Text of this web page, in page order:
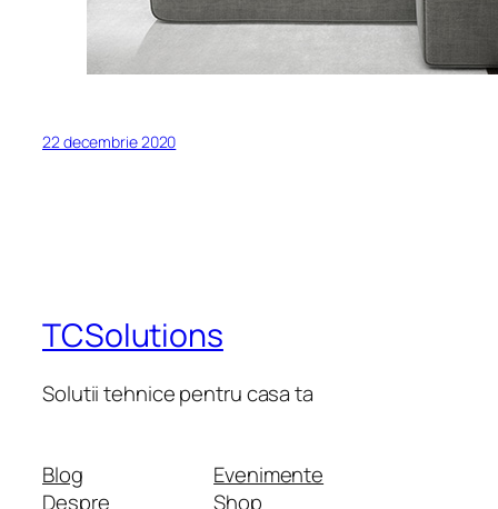
22 decembrie 2020
TCSolutions
Solutii tehnice pentru casa ta
Blog
Despre
Evenimente
Shop